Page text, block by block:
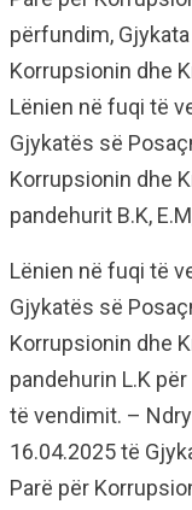
përfundim,
Korrupsionin dhe
Lënien në fuqi të
Gjykatës së
Korrupsionin dhe
pandehurit B.K,
Lënien në fuqi të
Gjykatës së
Korrupsionin dhe
pandehurin L.K për
të vendimit. –
16.04.2025 të
Parë për